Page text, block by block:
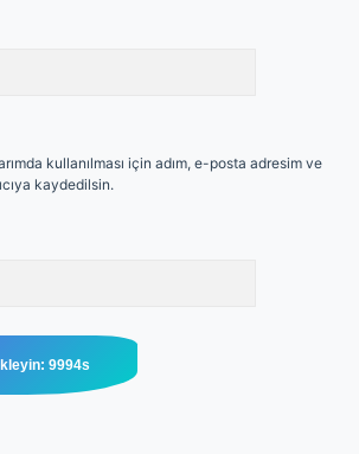
kullanılması için adım, e-posta adresim ve
kaydedilsin.